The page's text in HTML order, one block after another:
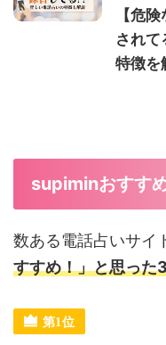
【危
されて
特徴を
supiminおすす
数ある電話占いサイ
すすめ！」と思った